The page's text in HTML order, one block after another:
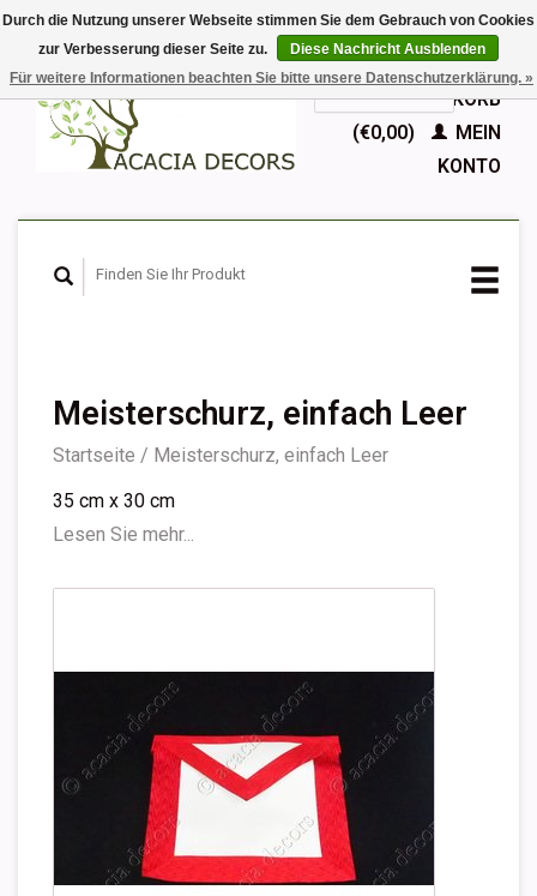
EUR
GBPDeutsch
Nederlands
English
IHR WARENKORB
(€0,00)
MEIN
KONTO
Meisterschurz, einfach Leer
Startseite / Meisterschurz, einfach Leer
35 cm x 30 cm
Lesen Sie mehr...
Durch die Nutzung unserer Webseite stimmen Sie dem Gebrauch von Cookies
zur Verbesserung dieser Seite zu.
Diese Nachricht Ausblenden
Für weitere Informationen beachten Sie bitte unsere Datenschutzerklärung. »